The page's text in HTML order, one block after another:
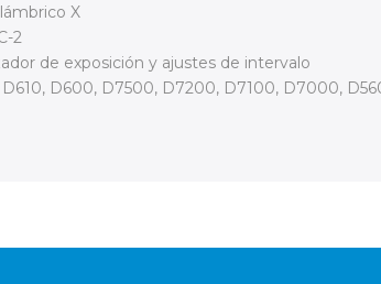
X
2
de exposición y ajustes de intervalo
D610, D600, D7500, D7200, D7100, D7000,